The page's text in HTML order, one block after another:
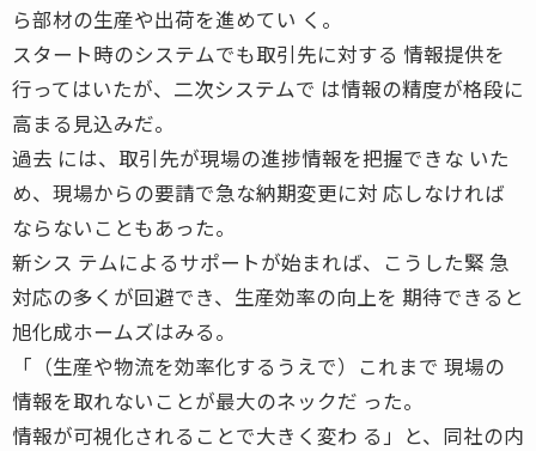
ら部材の生産や出荷を進めてい く。
スタート時のシステムでも取引先に対する 情報提供を
行ってはいたが、二次システムで は情報の精度が格段に
高まる見込みだ。
過去 には、取引先が現場の進捗情報を把握できな いた
め、現場からの要請で急な納期変更に対 応しなければ
ならないこともあった。
新シス テムによるサポートが始まれば、こうした緊 急
対応の多くが回避でき、生産効率の向上を 期待できると
旭化成ホームズはみる。
「（生産や物流を効率化するうえで）これまで 現場の
情報を取れないことが最大のネックだ った。
情報が可視化されることで大きく変わ る」と、同社の内